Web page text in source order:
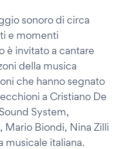
sonoro di circa
e momenti
è invitato a cantare
della musica
che hanno segnato
a Cristiano De
System,
Mario Biondi, Nina Zilli
musicale italiana.